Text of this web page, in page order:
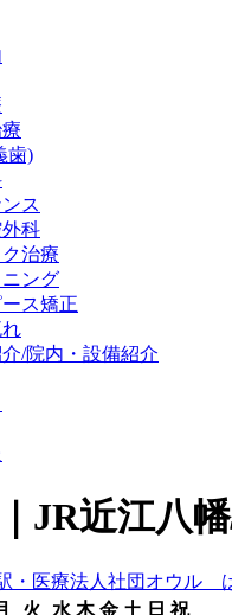
歯)
ス
科
治療
ング
ス矯正
/院内・設備紹介
JR近江八
火 水 木 金 土 日 祝